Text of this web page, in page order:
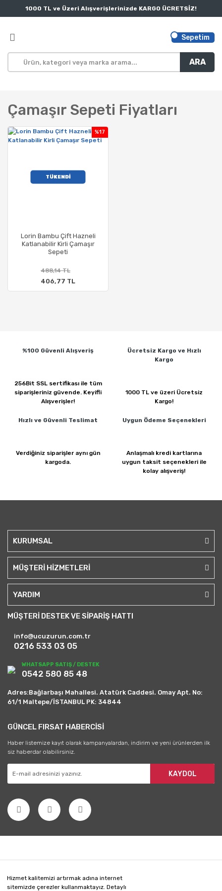
Hizmet kalitemizi artırmak adına internet
sitemizde çerezler kullanmaktayız. Detaylı
1000 TL ve Üzeri Alışverişlerinizde KARGO ÜCRETSİZ!
ARA
Sepetim
Çamaşır Sepeti Fiyatları
TÜKENDİ
Lorin Bambu Çift Hazneli
Katlanabilir Kirli Çamaşır
Sepeti
%17
488,14 TL
406,77 TL
%100 Güvenli Alışveriş
256Bit SSL sertifikası ile tüm
siparişleriniz güvende. Keyifli
Alışverişler!
Ücretsiz Kargo ve Hızlı
Kargo
1000 TL ve üzeri Ücretsiz
Kargo!
Hızlı ve Güvenli Teslimat
Verdiğiniz siparişler aynı gün
kargoda.
Uygun Ödeme Seçenekleri
Anlaşmalı kredi kartlarına
uygun taksit seçenekleri ile
kolay alışveriş!
KURUMSAL
MÜŞTERİ HİZMETLERİ
YARDIM
MÜŞTERİ DESTEK VE SİPARİŞ HATTI
info@ucuzurun.com.tr
0216 533 03 05
WHATSAPP SATIŞ / DESTEK
0542 580 85 48
Adres:Bağlarbaşı Mahallesi. Atatürk Caddesi. Omay Apt. No:
61/1 Maltepe/İSTANBUL PK: 34844
GÜNCEL FIRSAT HABERCİSİ
Haber listemize kayıt olarak kampanyalardan, indirim ve yeni ürünlerden ilk
siz haberdar olabilirsiniz.
KAYDOL